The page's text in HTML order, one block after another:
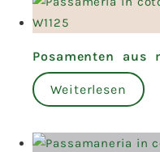
Posamenten aus
Weiterlesen